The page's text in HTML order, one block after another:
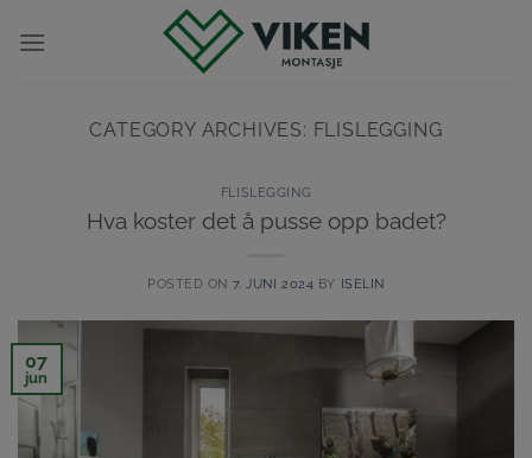
CATEGORY ARCHIVES: FLISLEGGING
FLISLEGGING
Hva koster det å pusse opp badet?
POSTED ON 7. JUNI 2024 BY ISELIN
07
jun